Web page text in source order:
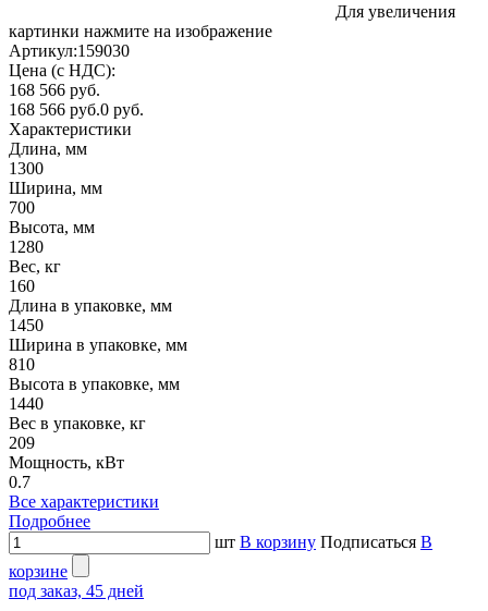
Для увеличения
картинки нажмите на изображение
Артикул:159030
Цена (с НДС):
168 566 руб.
168 566 руб.0 руб.
Характеристики
Длина, мм
1300
Ширина, мм
700
Высота, мм
1280
Вес, кг
160
Длина в упаковке, мм
1450
Ширина в упаковке, мм
810
Высота в упаковке, мм
1440
Вес в упаковке, кг
209
Мощность, кВт
0.7
Все характеристики
Подробнее
шт В корзину Подписаться В
корзине
под заказ, 45 дней